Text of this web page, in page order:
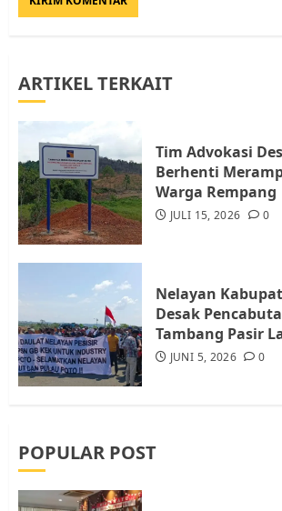
ARTIKEL TERKAIT
Tim Advokasi
Berhenti
Warga Rempang
JULI 15, 2026 0
Nelayan
Desak
Tambang Pasir
JUNI 5, 2026 0
POPULAR POST
4
Warga Rempang
Resahkan Warga
JULI 17, 2026 0
5
JULI 15, 2026 0
1